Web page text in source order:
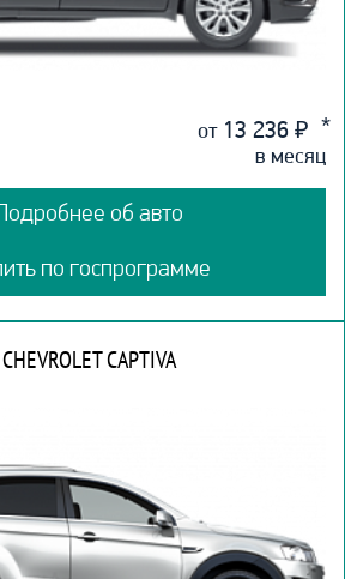
от 13 236 ₽
в месяц
об авто
по госпрограмме
CHEVROLET CAPTIVA